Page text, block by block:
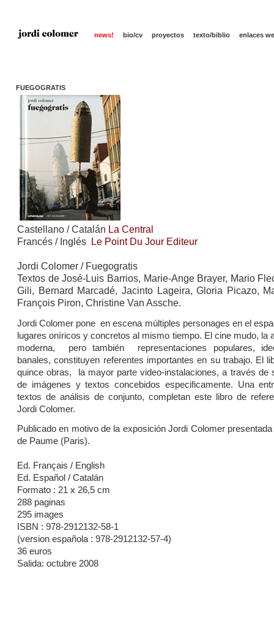
news! bio/cv proyectos texto/biblio enlaces
FUEGOGRATIS
Castellano / Catalán La Central
Francés / Inglés
Le Point Du Jour Editeur
Jordi Colomer / Fuegogratis
Textos de José-Luis Barrios, Marie-Ange Brayer, Mario
Gili, Bernard Marcadé, Jacinto Lageira, Gloria Picazo,
François Piron, Christine Van Assche.
Jordi Colomer pone en escena múltiples personages en el
lugares oníricos y concretos al mismo tiempo. El cine mudo, la
moderna, pero también representaciones populares,
banales, constituyen referentes importantes en su trabajo. El
quince obras, la mayor parte video-instalaciones, a través de
de imágenes y textos concebidos especificamente. Una
textos de análisis de conjunto, completan este libro de
Jordi Colomer.
Publicado en motivo de la exposición Jordi Colomer
de Paume (Paris).
Ed. Français / English
Ed. Español / Catalán
Formato : 21 x 26,5 cm
288 paginas
295 images
ISBN : 978-2912132-58-1
(version española : 978-2912132-57-4)
36 euros
Salida: octubre 2008